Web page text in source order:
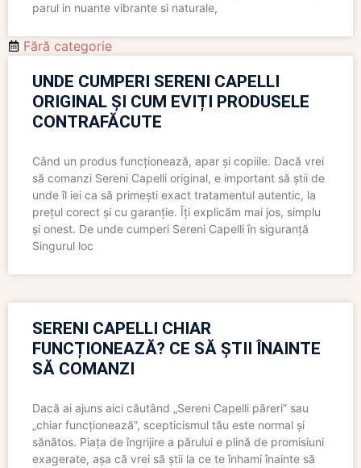
parul in nuante vibrante si naturale,
Fără categorie
UNDE CUMPERI SERENI CAPELLI
ORIGINAL ȘI CUM EVIȚI PRODUSELE
CONTRAFĂCUTE
Când un produs funcționează, apar și copiile. Dacă vrei
să comanzi Sereni Capelli original, e important să știi de
unde îl iei ca să primești exact tratamentul autentic, la
prețul corect și cu garanție. Îți explicăm mai jos, simplu
și onest. De unde cumperi Sereni Capelli în siguranță
Singurul loc
SERENI CAPELLI CHIAR
FUNCȚIONEAZĂ? CE SĂ ȘTII ÎNAINTE
SĂ COMANZI
Dacă ai ajuns aici căutând „Sereni Capelli păreri” sau
„chiar funcționează”, scepticismul tău este normal și
sănătos. Piața de îngrijire a părului e plină de promisiuni
exagerate, așa că vrei să știi la ce te înhami înainte să